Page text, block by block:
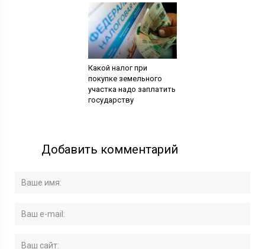
Какой налог при
покупке земельного
участка надо заплатить
государству
Добавить комментарий